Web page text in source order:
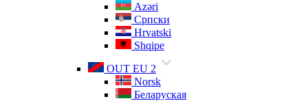
Azəri
Српски
Hrvatski
Shqipe
OUT EU 2
Norsk
Беларуская